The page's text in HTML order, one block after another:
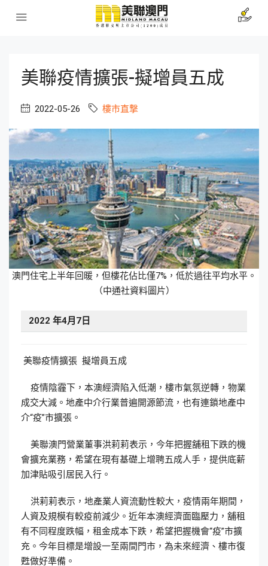
美聯疫情擴張-擬增員五成
2022-05-26 樓市直撃
澳門住宅上半年回暖，但樓花佔比僅7%，低於過往平均水平。
（中通社資料圖片）
2022 年4月 7 日
美聯疫情擴張 擬增員五成
疫情陰霾下，本澳經濟陷入低潮，樓市氣氛逆轉，物業
成交大減。地產中介行業普遍開源節流，也有連鎖地產中
介“疫”市擴張。
美聯澳門營業董事洪莉莉表示，今年把握舖租下跌的機
會擴充業務，希望在現有基礎上增聘五成人手，提供底薪
加津貼吸引居民入行。
洪莉莉表示，地產業人資流動性較大，疫情兩年期間，
人資及規模有較疫前減少。近年本澳經濟面臨壓力，舖租
有不同程度跌幅，租金成本下跌，希望把握機會“疫”市擴
充。今年目標是增設一至兩間門市，為未來經濟、樓市復
甦做好準備。